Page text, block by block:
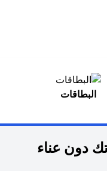
البطاقات
دون عناء